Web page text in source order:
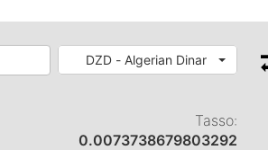
DZD - Algerian Dinar
Tasso:
0.0073738679803292